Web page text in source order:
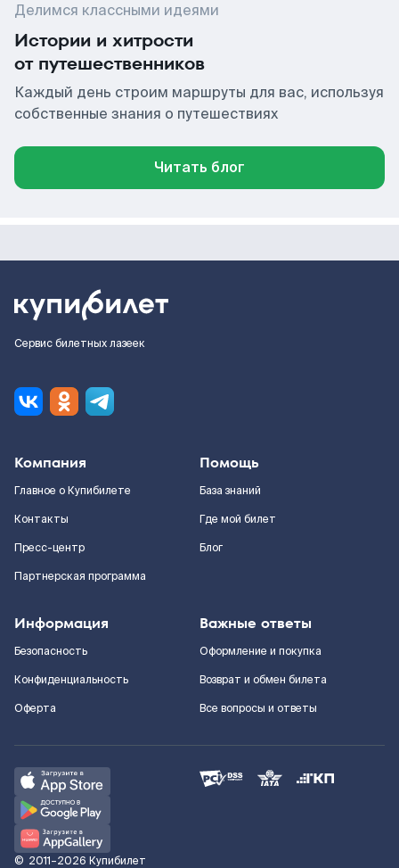
Делимся классными идеями
Истории и хитрости
от путешественников
Каждый день строим маршруты для вас, используя
собственные знания о путешествиях
Читать блог
Сервис билетных лазеек
Компания
Главное о Купибилете
Контакты
Пресс-центр
Партнерская программа
Помощь
База знаний
Где мой билет
Блог
Информация
Безопасность
Конфиденциальность
Оферта
Важные ответы
Оформление и покупка
Возврат и обмен билета
Все вопросы и ответы
© 2011–2026 Купибилет